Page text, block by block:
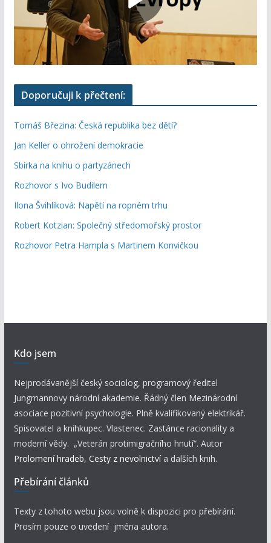
Doporučuji k přečtení:
Tomáš Březina: Česká republika bez dětí?
Jan Keller o ohrožení demokracie
Sbírka na knihu o partyzánech
Rozhovor s Ivo Budilem
Ilona Švihlíková: Napětí na ropném trhu
Robert Kotzian: Společný středomořský prostor
Rozhovor Petra Hampla s Martinem Konvičkou
Kdo jsem
Nejprodávanější český sociolog, programový ředitel
Jungmannovy národní akademie. Řádný člen Mezinárodní
asociace pozitivní psychologie. Plně kvalifikovaný elektrikář.
Spisovatel a knihkupec. Vlastenec. Zastánce racionality a
moderní vědy. „Veterán protimigračního hnutí“. Autor
Prolomení hradeb, Cesty z nevolnictví a dalších knih.
Přebírání článků
Texty z tohoto webu jsou volně k dispozici pro přebírání.
Prosím pouze o uvedení jména autora.